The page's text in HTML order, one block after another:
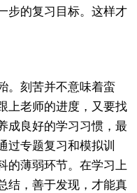
步的复习目标。这样才
。刻苦并不意味着蛮
上老师的进度，又要找
成良好的学习习惯，最
过专题复习和模拟训
的薄弱环节。在学习上
结，善于发现，才能真